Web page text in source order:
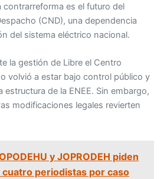
contrarreforma es el futuro del
(CND), una dependencia
del sistema eléctrico nacional.
la gestión de Libre el Centro
volvió a estar bajo control público y
estructura de la ENEE. Sin embargo,
modificaciones legales revierten
y JOPRODEH piden
periodistas por caso